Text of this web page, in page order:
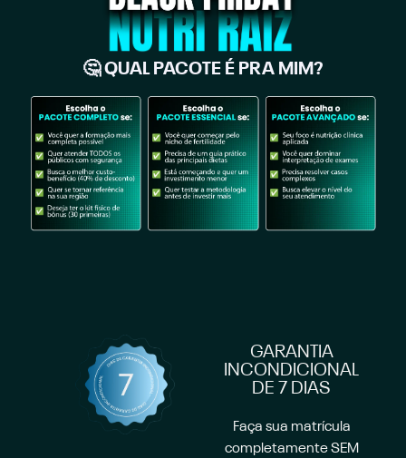
🤔 QUAL PACOTE É PRA MIM?
GARANTIA
INCONDICIONAL
DE 7 DIAS
Faça sua matrícula
completamente SEM